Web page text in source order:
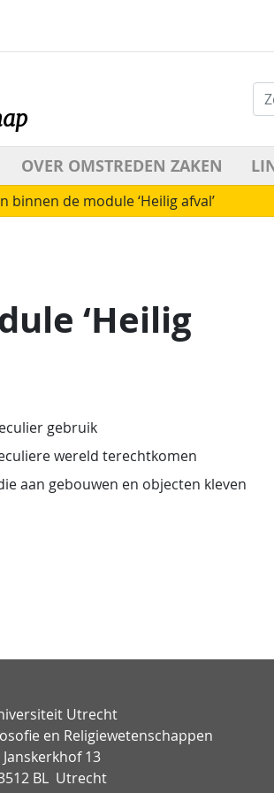
OVER OMSTREDEN ZAKEN
binnen de module ‘Heilig afval’
‘Heilig
gebruik
wereld terechtkomen
aan gebouwen en objecten kleven
Utrecht
en Religiewetenschappen
Janskerkhof 13
BL Utrecht